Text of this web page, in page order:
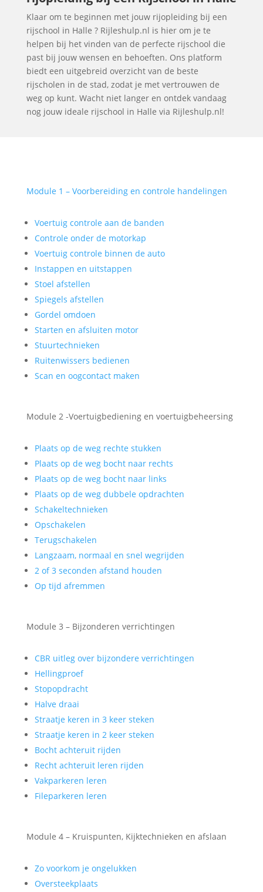
Klaar om te beginnen met jouw rijopleiding bij een
rijschool in Halle ? Rijleshulp.nl is hier om je te
helpen bij het vinden van de perfecte rijschool die
past bij jouw wensen en behoeften. Ons platform
biedt een uitgebreid overzicht van de beste
rijscholen in de stad, zodat je met vertrouwen de
weg op kunt. Wacht niet langer en ontdek vandaag
nog jouw ideale rijschool in Halle via Rijleshulp.nl!
Module 1 – Voorbereiding en controle handelingen
Voertuig controle aan de banden
Controle onder de motorkap
Voertuig controle binnen de auto
Instappen en uitstappen
Stoel afstellen
Spiegels afstellen
Gordel omdoen
Starten en afsluiten motor
Stuurtechnieken
Ruitenwissers bedienen
Scan en oogcontact maken
Module 2 -Voertuigbediening en voertuigbeheersing
Plaats op de weg rechte stukken
Plaats op de weg bocht naar rechts
Plaats op de weg bocht naar links
Plaats op de weg dubbele opdrachten
Schakeltechnieken
Opschakelen
Terugschakelen
Langzaam, normaal en snel wegrijden
2 of 3 seconden afstand houden
Op tijd afremmen
Module 3 – Bijzonderen verrichtingen
CBR uitleg over bijzondere verrichtingen
Hellingproef
Stopopdracht
Halve draai
Straatje keren in 3 keer steken
Straatje keren in 2 keer steken
Bocht achteruit rijden
Recht achteruit leren rijden
Vakparkeren leren
Fileparkeren leren
Module 4 – Kruispunten, Kijktechnieken en afslaan
Zo voorkom je ongelukken
Oversteekplaats